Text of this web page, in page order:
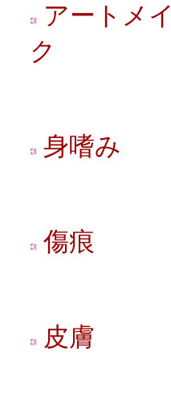
アートメイ
ク
身嗜み
傷痕
皮膚